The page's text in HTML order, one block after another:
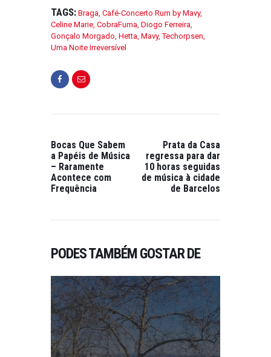
TAGS: Braga, Café-Concerto Rum by Mavy,
Celine Marie, CobraFuma, Diogo Ferreira,
Gonçalo Morgado, Hetta, Mavy,Techorpsen,
Uma Noite Irreversível
Bocas Que Sabem
a Papéis de Música
– Raramente
Acontece com
Frequência
Prata da Casa
regressa para dar
10 horas seguidas
de música à cidade
de Barcelos
PODES TAMBÉM GOSTAR DE
FESTIVAIS
DE
MÚSICA,
PUBLICAÇ
ÕES